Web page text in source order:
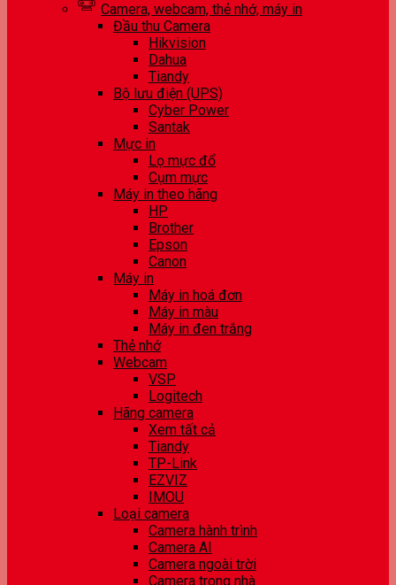
Camera, webcam, thẻ nhớ, máy in
Đầu thu Camera
Hikvision
Dahua
Tiandy
Bộ lưu điện (UPS)
Cyber Power
Santak
Mực in
Lọ mực đổ
Cụm mực
Máy in theo hãng
HP
Brother
Epson
Canon
Máy in
Máy in hoá đơn
Máy in màu
Máy in đen trắng
Thẻ nhớ
Webcam
VSP
Logitech
Hãng camera
Xem tất cả
Tiandy
TP-Link
EZVIZ
IMOU
Loại camera
Camera hành trình
Camera AI
Camera ngoài trời
Camera trong nhà